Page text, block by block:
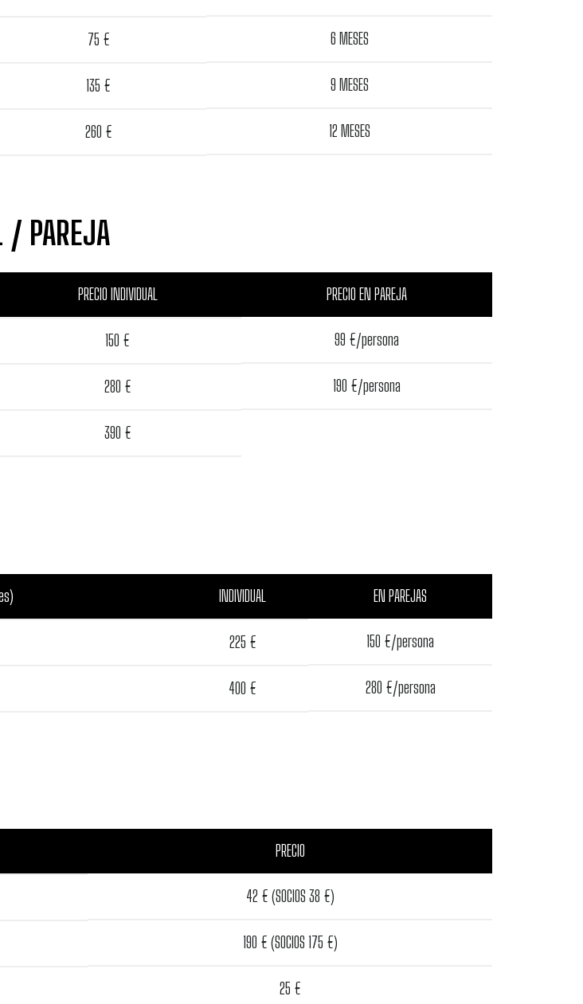
75 € 6 MESES
135 € 9 MESES
260 € 12 MESES
/ PAREJA
PRECIO INDIVIDUAL PRECIO EN PAREJA
150 € 99 €/persona
280 € 190 €/persona
390 €
INDIVIDUAL EN PAREJAS
225 € 150 €/persona
400 € 280 €/persona
PRECIO
42 € (SOCIOS 38 €)
190 € (SOCIOS 175 €)
25 €